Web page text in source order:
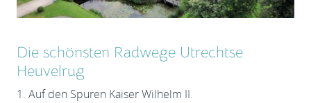
Die schönsten Radwege Utrechtse
Heuvelrug
1. Auf den Spuren Kaiser Wilhelm II.